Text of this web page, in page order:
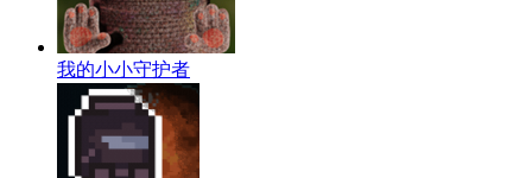
我的小小守护者